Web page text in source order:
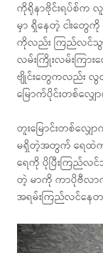
ကိုရိုနာဗိုင်းရပ်စ်က
မှာ ရှိနေတဲ့ ငါးတွေကို
ကိုလည်း ကြည်လင်သွ
လမ်းကြိုးလမ်းကြ
ဗျိုင်းတွေကလည်း
မြောက်ပိုင်းတစ်လျှ
တူးမြောင်းတစ်လျှ
မရှိတဲ့အတွက် ရေထဲက
ရေကို ပိုပြီးကြည်လင်
တဲ့ မာကို ကာပိုဗီလာ
အရမ်းကြည်လင်နေတ